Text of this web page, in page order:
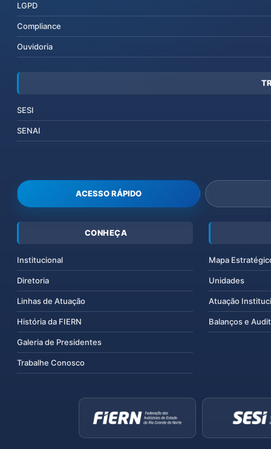
LGPD
Compliance
Ouvidoria
SESI
SENAI
ACESSO RÁPIDO
CONHEÇA
Institucional
Diretoria
Linhas de Atuação
História da FIERN
Galeria de Presidentes
Trabalhe Conosco
Mapa
Unidades
Atuação
Balanços e